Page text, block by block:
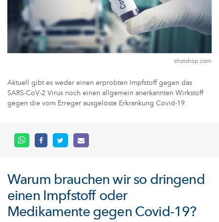
shotshop.com
Aktuell gibt es weder einen erprobten Impfstoff gegen das
SARS-CoV-2 Virus noch einen allgemein anerkannten Wirkstoff
gegen die vom Erreger ausgelöste Erkrankung Covid-19.
Warum brauchen wir so dringend
einen Impfstoff oder
Medikamente gegen Covid-19?